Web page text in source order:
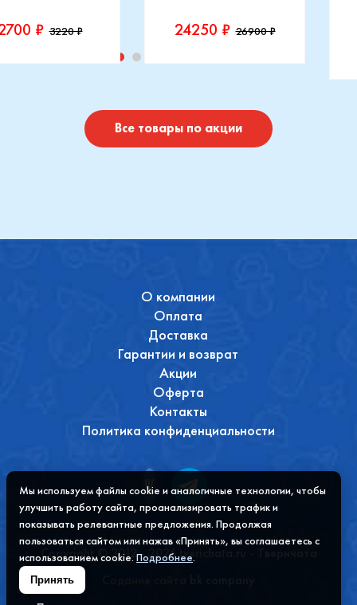
₽ 3220 ₽ 24250 ₽ 26900 ₽
Производитель::
Купить
Все товары по акции
О компании
Оплата
Доставка
Гарантии и возврат
Акции
Оферта
Контакты
Политика конфиденциальности
Copyright © 2012 - 2026 tverichata.ru - Тверичата
Мы используем файлы cookie и аналогичные технологии, чтобы
улучшить работу сайта, проанализировать трафик и
показывать релевантные предложения. Продолжая
пользоваться сайтом или нажав «Принять», вы соглашаетесь с
использованием cookie. Подробнее.
Принять